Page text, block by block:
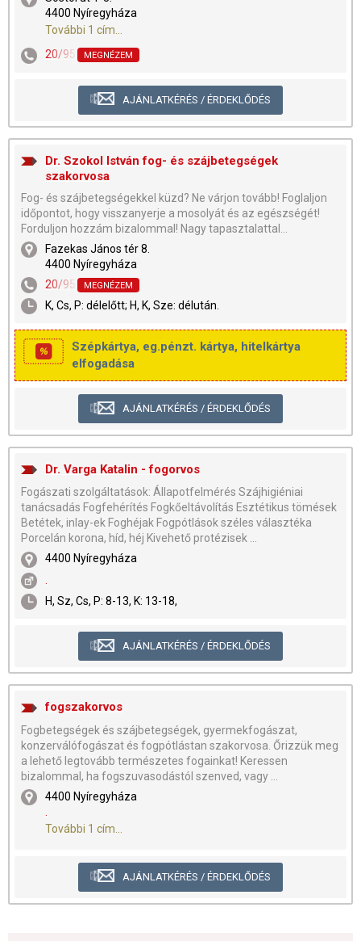
4400 Nyíregyháza
További 1 cím...
20/9579-743,42/404-545
MEGNÉZEM
AJÁNLATKÉRÉS / ÉRDEKLŐDÉS
Dr. Szokol István fog- és szájbetegségek
szakorvosa
Fog- és szájbetegségekkel küzd? Ne várjon tovább! Foglaljon
időpontot, hogy visszanyerje a mosolyát és az egészségét!
Forduljon hozzám bizalommal! Nagy tapasztalattal...
Fazekas János tér 8.
4400 Nyíregyháza
20/950-6861
MEGNÉZEM
K, Cs, P: délelőtt; H, K, Sze: délután.
Szépkártya, eg.pénzt. kártya, hitelkártya
elfogadása
AJÁNLATKÉRÉS / ÉRDEKLŐDÉS
Dr. Varga Katalin - fogorvos
Fogászati szolgáltatások: Állapotfelmérés Szájhigiéniai
tanácsadás Fogfehérítés Fogkőeltávolítás Esztétikus tömések
Betétek, inlay-ek Foghéjak Fogpótlások széles választéka
Porcelán korona, híd, héj Kivehető protézisek ...
4400 Nyíregyháza
H, Sz, Cs, P: 8-13, K: 13-18,
AJÁNLATKÉRÉS / ÉRDEKLŐDÉS
fogszakorvos
Fogbetegségek és szájbetegségek, gyermekfogászat,
konzerválófogászat és fogpótlástan szakorvosa. Őrizzük meg
a lehető legtovább természetes fogainkat! Keressen
bizalommal, ha fogszuvasodástól szenved, vagy ...
4400 Nyíregyháza
További 1 cím...
AJÁNLATKÉRÉS / ÉRDEKLŐDÉS